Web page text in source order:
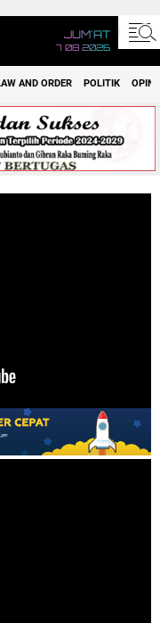
JUM'AT
7 08 2026
AND ORDER POLITIK OPINI